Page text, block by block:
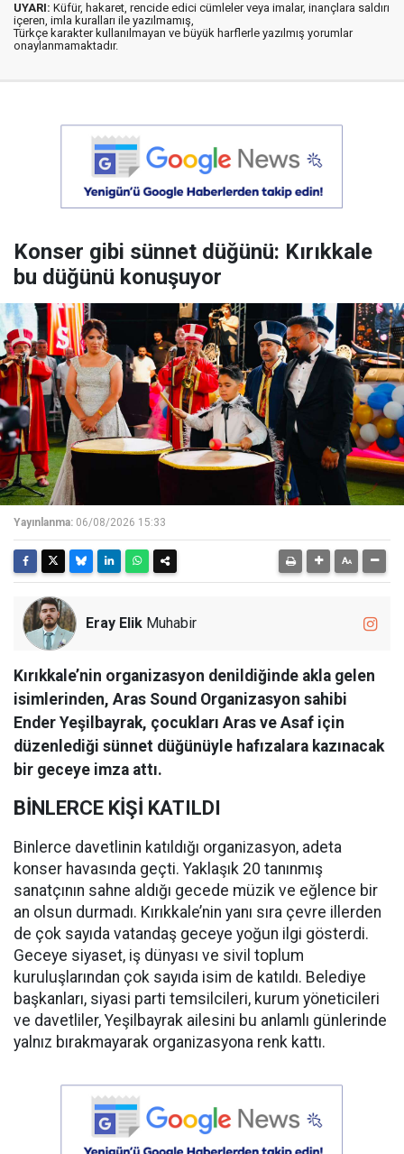
UYARI: Küfür, hakaret, rencide edici cümleler veya imalar, inançlara saldırı
içeren, imla kuralları ile yazılmamış,
Türkçe karakter kullanılmayan ve büyük harflerle yazılmış yorumlar
onaylanmamaktadır.
Konser gibi sünnet düğünü: Kırıkkale
bu düğünü konuşuyor
Yayınlanma: 06/08/2026 15:33
Eray Elik Muhabir
Kırıkkale’nin organizasyon denildiğinde akla gelen
isimlerinden, Aras Sound Organizasyon sahibi
Ender Yeşilbayrak, çocukları Aras ve Asaf için
düzenlediği sünnet düğünüyle hafızalara kazınacak
bir geceye imza attı.
BİNLERCE KİŞİ KATILDI
Binlerce davetlinin katıldığı organizasyon, adeta
konser havasında geçti. Yaklaşık 20 tanınmış
sanatçının sahne aldığı gecede müzik ve eğlence bir
an olsun durmadı. Kırıkkale’nin yanı sıra çevre illerden
de çok sayıda vatandaş geceye yoğun ilgi gösterdi.
Geceye siyaset, iş dünyası ve sivil toplum
kuruluşlarından çok sayıda isim de katıldı. Belediye
başkanları, siyasi parti temsilcileri, kurum yöneticileri
ve davetliler, Yeşilbayrak ailesini bu anlamlı günlerinde
yalnız bırakmayarak organizasyona renk kattı.